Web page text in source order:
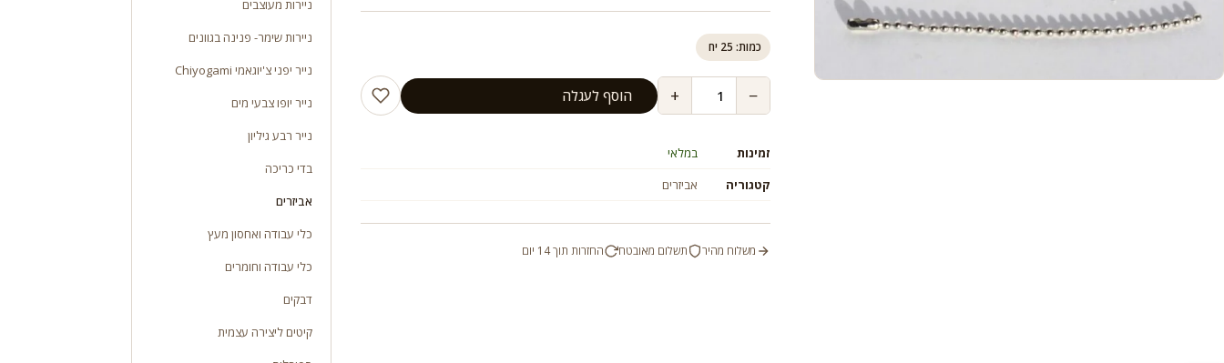
כמות: 25 יח
−
+ הוסף לעגלה
זמינות
במלאי
קטגוריה
אביזרים
משלוח מהיר תשלום מאובטח החזרות תוך 14 יום
ניירות מעוצבים
ניירות שימר- פנינה בגוונים
נייר יפני צ'יוגאמי Chiyogami
נייר יופו צבעי מים
נייר רבע גיליון
בדי כריכה
אביזרים
כלי עבודה ואחסון מעץ
כלי עבודה וחומרים
דבקים
קיטים ליצירה עצמית